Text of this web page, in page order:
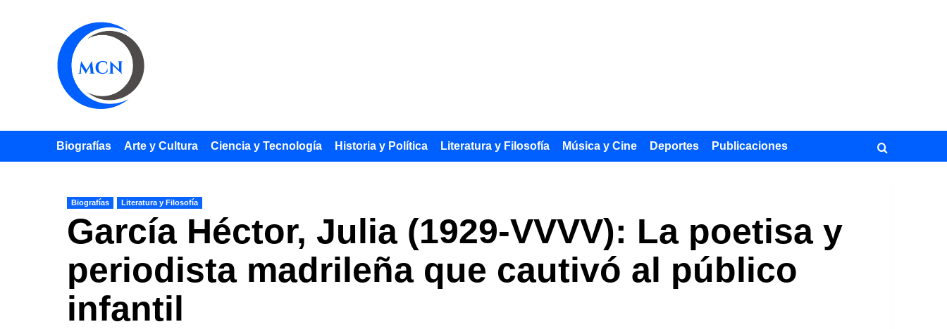
Biografías Arte y Cultura Ciencia y Tecnología Historia y Política Literatura y Filosofía Música y Cine Deportes Publicaciones
Biografías Literatura y Filosofía
García Héctor, Julia (1929-VVVV): La poetisa y
periodista madrileña que cautivó al público
infantil